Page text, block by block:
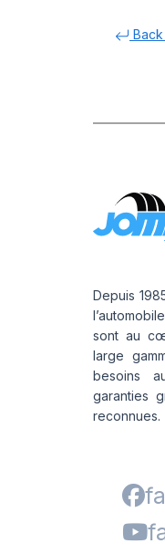
Depuis
sont au
large
besoins
garanties
reconnues.